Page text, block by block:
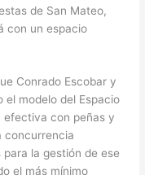
de San Mateo,
con un espacio
Conrado Escobar y
el modelo del Espacio
efectiva con peñas y
concurrencia
la gestión de ese
el más mínimo